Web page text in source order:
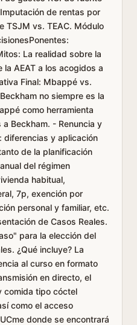
de rentas por
TSJM vs. TEAC. Módulo
La realidad sobre la
AEAT a los acogidos a
Final: Mbappé vs.
no siempre es la
como herramienta
Beckham. - Renuncia y
diferencias y aplicación
de la planificación
del régimen
habitual,
7p, exención por
personal y familiar, etc.
de Casos Reales.
para la elección del
¿Qué incluye? La
al curso en formato
en directo, el
comida tipo cóctel
como el acceso
donde se encontrará